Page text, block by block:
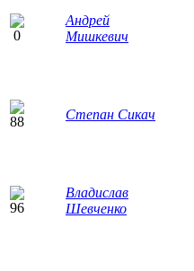
Андрей
Мишкевич
Степан Сикач
Владислав
Шевченко